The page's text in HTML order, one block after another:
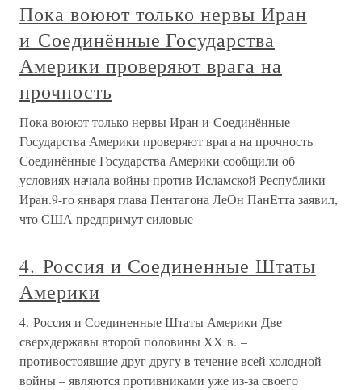
Пока воюют только нервы Иран
и Соединённые Государства
Америки проверяют врага на
прочность
Пока воюют только нервы Иран и Соединённые
Государства Америки проверяют врага на прочность
Соединённые Государства Америки сообщили об
условиях начала войны против Исламской Республики
Иран.9-го января глава Пентагона ЛеОн ПанЕтта заявил,
что США предпримут силовые
4. Россия и Соединенные Штаты
Америки
4. Россия и Соединенные Штаты Америки Две
сверхдержавы второй половины XX в. –
противостоявшие друг другу в течение всей холодной
войны – являются противниками уже из-за своего